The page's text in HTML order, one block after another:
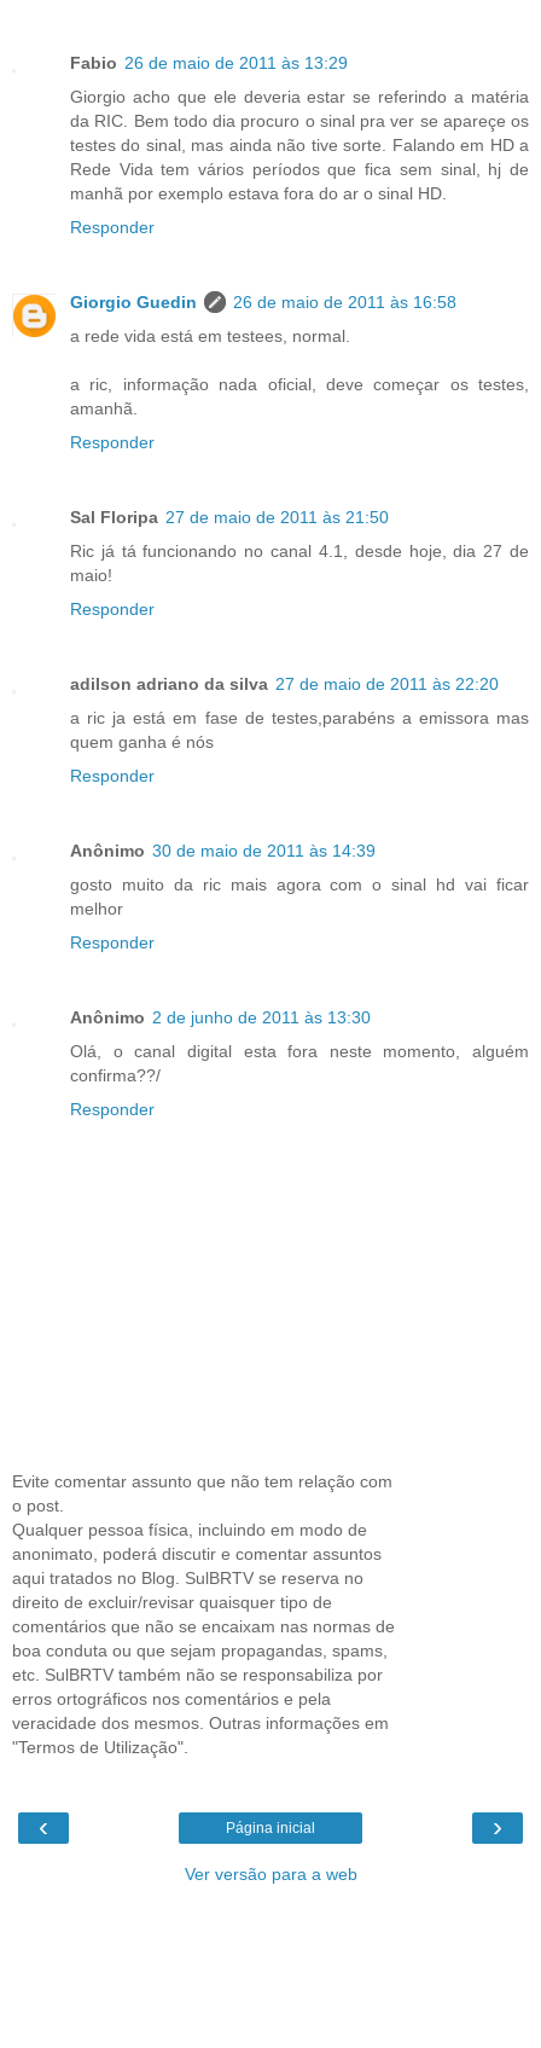
Fabio 26 de maio de 2011 às 13:29
Giorgio acho que ele deveria estar se referindo a matéria
da RIC. Bem todo dia procuro o sinal pra ver se apareçe os
testes do sinal, mas ainda não tive sorte. Falando em HD a
Rede Vida tem vários períodos que fica sem sinal, hj de
manhã por exemplo estava fora do ar o sinal HD.
Responder
Giorgio Guedin
26 de maio de 2011 às 16:58
a rede vida está em testees, normal.
a ric, informação nada oficial, deve começar os testes,
amanhã.
Responder
Sal Floripa 27 de maio de 2011 às 21:50
Ric já tá funcionando no canal 4.1, desde hoje, dia 27 de
maio!
Responder
adilson adriano da silva 27 de maio de 2011 às 22:20
a ric ja está em fase de testes,parabéns a emissora mas
quem ganha é nós
Responder
Anônimo 30 de maio de 2011 às 14:39
gosto muito da ric mais agora com o sinal hd vai ficar
melhor
Responder
Anônimo 2 de junho de 2011 às 13:30
Olá, o canal digital esta fora neste momento, alguém
confirma??/
Responder
Evite comentar assunto que não tem relação com
o post.
Qualquer pessoa física, incluindo em modo de
anonimato, poderá discutir e comentar assuntos
aqui tratados no Blog. SulBRTV se reserva no
direito de excluir/revisar quaisquer tipo de
comentários que não se encaixam nas normas de
boa conduta ou que sejam propagandas, spams,
etc. SulBRTV também não se responsabiliza por
erros ortográficos nos comentários e pela
veracidade dos mesmos. Outras informações em
"Termos de Utilização".
‹ ›
Página inicial
Ver versão para a web